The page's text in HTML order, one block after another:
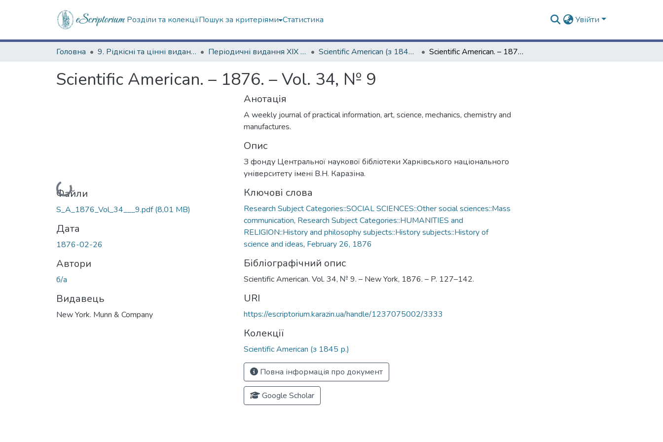
Розділи та колекціїПошук за критеріями Статистика Увійти
Головна 9. Рідкісні та цінні видання Періодичні видання ХІХ ст. Scientific American (з 1845 р.) Scientific American. – 1876. – Vol. 34, № 9
Scientific American. – 1876. – Vol. 34, № 9
Вантажиться...
Файли
S_A_1876_Vol_34___9.pdf(8,01 MB)
Дата
1876-02-26
Автори
б/а
Видавець
New York. Munn & Company
Анотація
A weekly journal of practical information, art, science, mechanics, chemistry and
manufactures.
Опис
З фонду Центральної наукової бібліотеки Харківського національного
університету імені В.Н. Каразіна.
Ключові слова
Research Subject Categories::SOCIAL SCIENCES::Other social sciences::Mass
communication, Research Subject Categories::HUMANITIES and
RELIGION::History and philosophy subjects::History subjects::History of
science and ideas, February 26, 1876
Бібліографічний опис
Scientific American. Vol. 34, № 9. – New York, 1876. – P. 127–142.
URI
https://escriptorium.karazin.ua/handle/1237075002/3333
Колекції
Scientific American (з 1845 р.)
Повна інформація про документ
Google Scholar